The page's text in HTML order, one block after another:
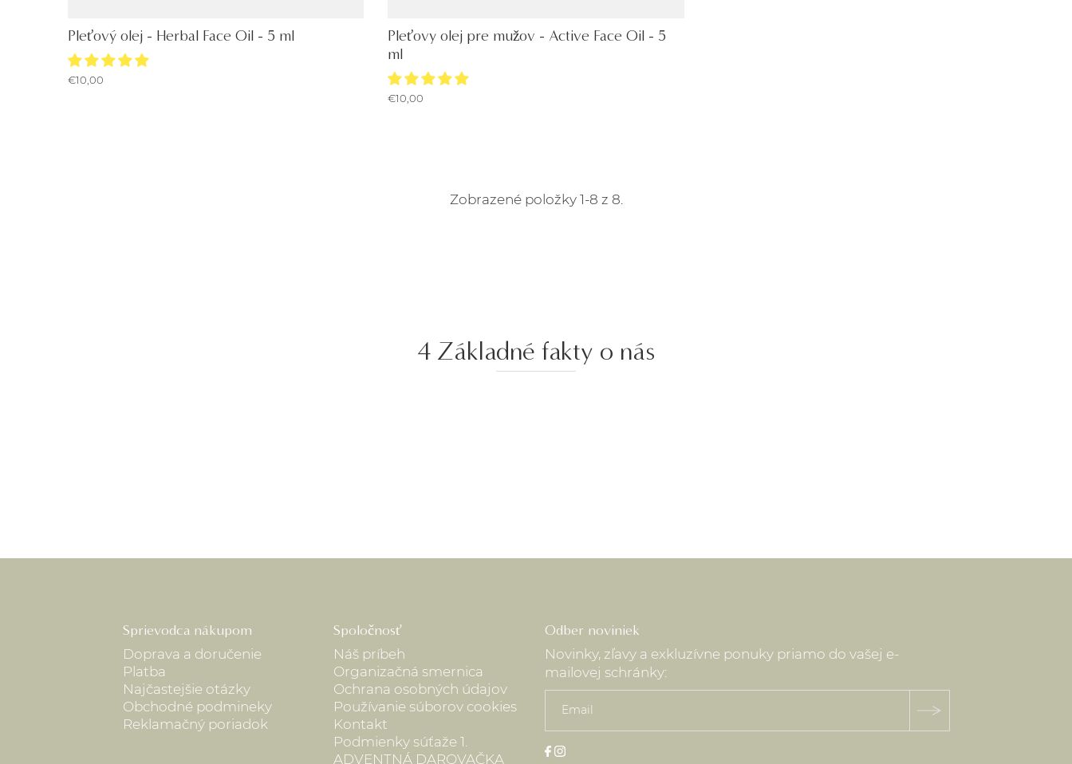
Pleťový olej - Herbal Face Oil - 5 ml
€10,00
Pleťovy olej pre mužov - Active Face Oil - 5
ml
€10,00
Zobrazené položky 1-8 z 8.
4 Základné fakty o nás
Sprievodca nákupom
Doprava a doručenie
Platba
Najčastejšie otázky
Obchodné podmineky
Reklamačný poriadok
Spoločnosť
Náš príbeh
Organizačná smernica
Ochrana osobných údajov
Používanie súborov cookies
Kontakt
Podmienky súťaže 1.
ADVENTNÁ DAROVAČKA
Odber noviniek
Novinky, zľavy a exkluzívne ponuky priamo do vašej e-
mailovej schránky: